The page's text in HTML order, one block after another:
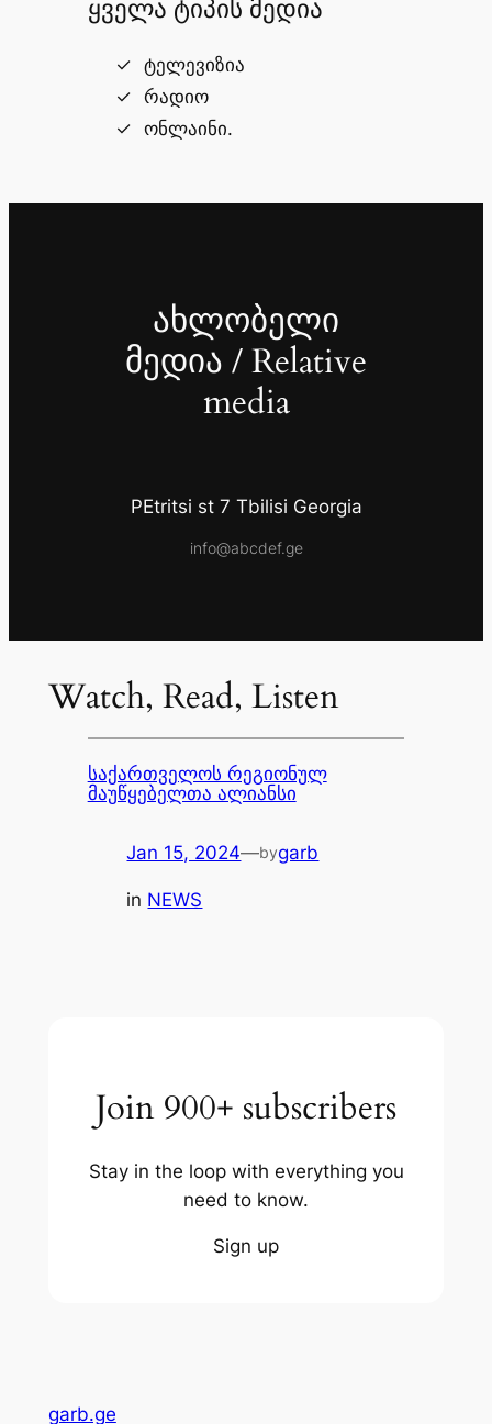
ყველა ტიპის მედია
ტელევიზია
რადიო
ონლაინი.
ახლობელი
მედია / Relative
media
PEtritsi st 7 Tbilisi Georgia
info@abcdef.ge
Watch, Read, Listen
საქართველოს რეგიონულ
მაუწყებელთა ალიანსი
Jan 15, 2024—bygarb
in NEWS
Join 900+ subscribers
Stay in the loop with everything you
need to know.
Sign up
garb.ge